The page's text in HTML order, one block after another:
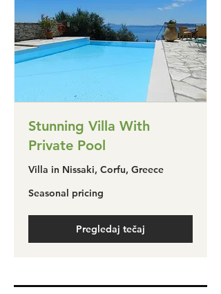
Stunning Villa With
Private Pool
Villa in Nissaki, Corfu, Greece
Seasonal
pricing
Seasonal pricing
Pregledaj tečaj